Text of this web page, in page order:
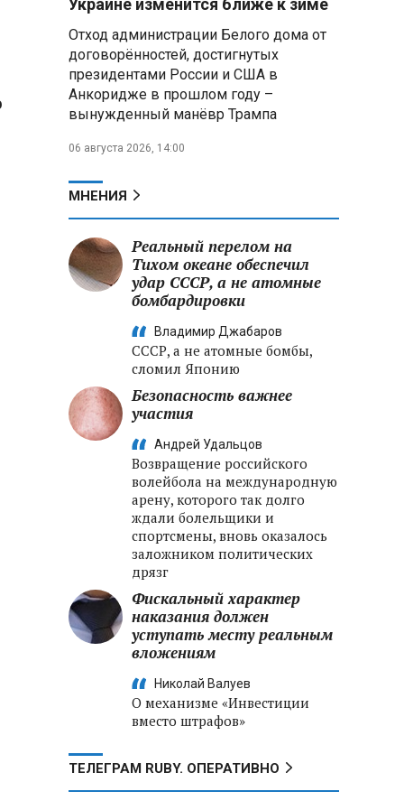
Бурляев раскритиковал
«теневой прокат» и призвал
продвигать отечественное кино
провел кадровые перестановки
МВД
Ольга Казакова: Система
сохранения исторической
памяти в России сформирована,
но требует дальнейшего
Украине изменится ближе к зиме
Отход администрации Белого дома от
договорённостей, достигнутых
президентами России и США в
Анкоридже в прошлом году –
вынужденный манёвр Трампа
06 августа 2026, 14:00
МНЕНИЯ
Реальный перелом на
Тихом океане обеспечил
удар СССР, а не атомные
бомбардировки
Владимир Джабаров
СССР, а не атомные бомбы,
сломил Японию
Безопасность важнее
участия
Андрей Удальцов
Возвращение российского
волейбола на международную
арену, которого так долго
ждали болельщики и
спортсмены, вновь оказалось
заложником политических
дрязг
Фискальный характер
наказания должен
уступать месту реальным
вложениям
Николай Валуев
О механизме «Инвестиции
вместо штрафов»
ТЕЛЕГРАМ RUBY. ОПЕРАТИВНО